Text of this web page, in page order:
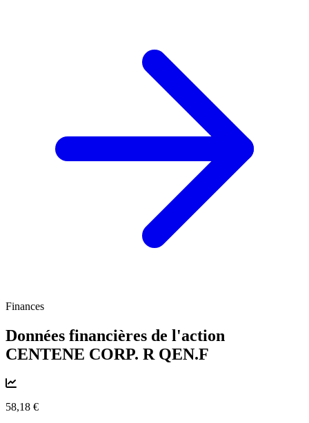
Finances
Données financières de l'action
CENTENE CORP. R QEN.F
58,18 €